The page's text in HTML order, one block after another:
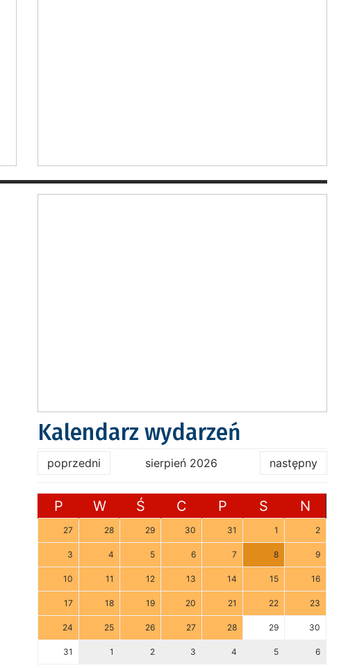
Kalendarz wydarzeń
poprzedni sierpień 2026 następny
P W Ś C P S N
27 28 29 30 31 1 2
3 4 5 6 7 8 9
10 11 12 13 14 15 16
17 18 19 20 21 22 23
24 25 26 27 28 29 30
31 1 2 3 4 5 6